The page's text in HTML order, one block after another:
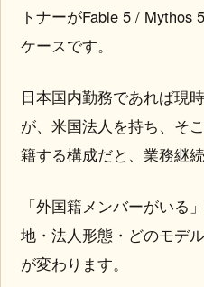
トナーがFable 5 / Mythos
ケースです。
日本国内勤務であれば現
が、米国法人を持ち、そ
籍する構成だと、業務継
「外国籍メンバーがいる
地・法人形態・どのモデ
が変わります。